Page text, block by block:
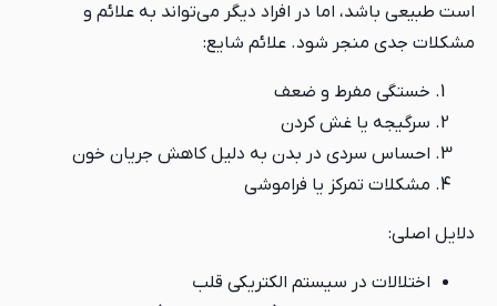
است طبیعی باشد، اما در افراد دیگر می‌تواند به علائم و
مشکلات جدی منجر شود. علائم شایع:
خستگی مفرط و ضعف
سرگیجه یا غش کردن
احساس سردی در بدن به دلیل کاهش جریان خون
مشکلات تمرکز یا فراموشی
دلایل اصلی:
اختلالات در سیستم الکتریکی قلب